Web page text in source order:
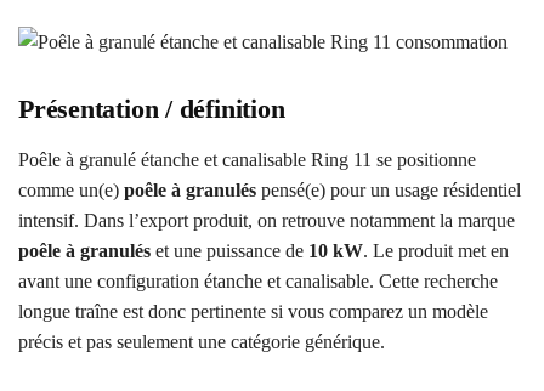
Présentation / définition
Poêle à granulé étanche et canalisable Ring 11 se positionne
comme un(e) poêle à granulés pensé(e) pour un usage résidentiel
intensif. Dans l’export produit, on retrouve notamment la marque
poêle à granulés et une puissance de 10 kW. Le produit met en
avant une configuration étanche et canalisable. Cette recherche
longue traîne est donc pertinente si vous comparez un modèle
précis et pas seulement une catégorie générique.